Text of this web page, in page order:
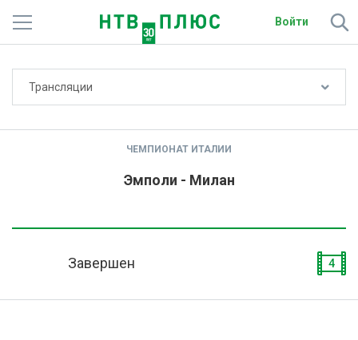
Войти
Трансляции
ЧЕМПИОНАТ ИТАЛИИ
Эмполи - Милан
Завершен 4